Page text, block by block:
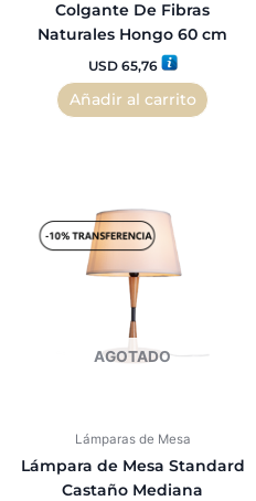
Colgante De Fibras
Naturales Hongo 60 cm
USD65,76
Añadir al carrito
AGOTADO
Lámparas de Mesa
Lámpara de Mesa Standard
Castaño Mediana